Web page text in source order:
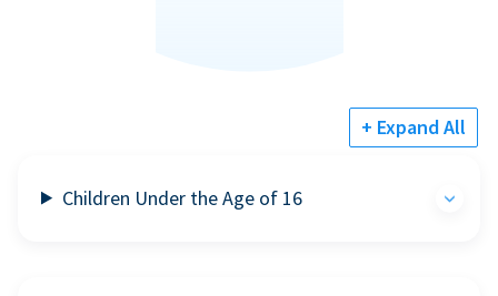
+ Expand All
Children Under the Age of 16